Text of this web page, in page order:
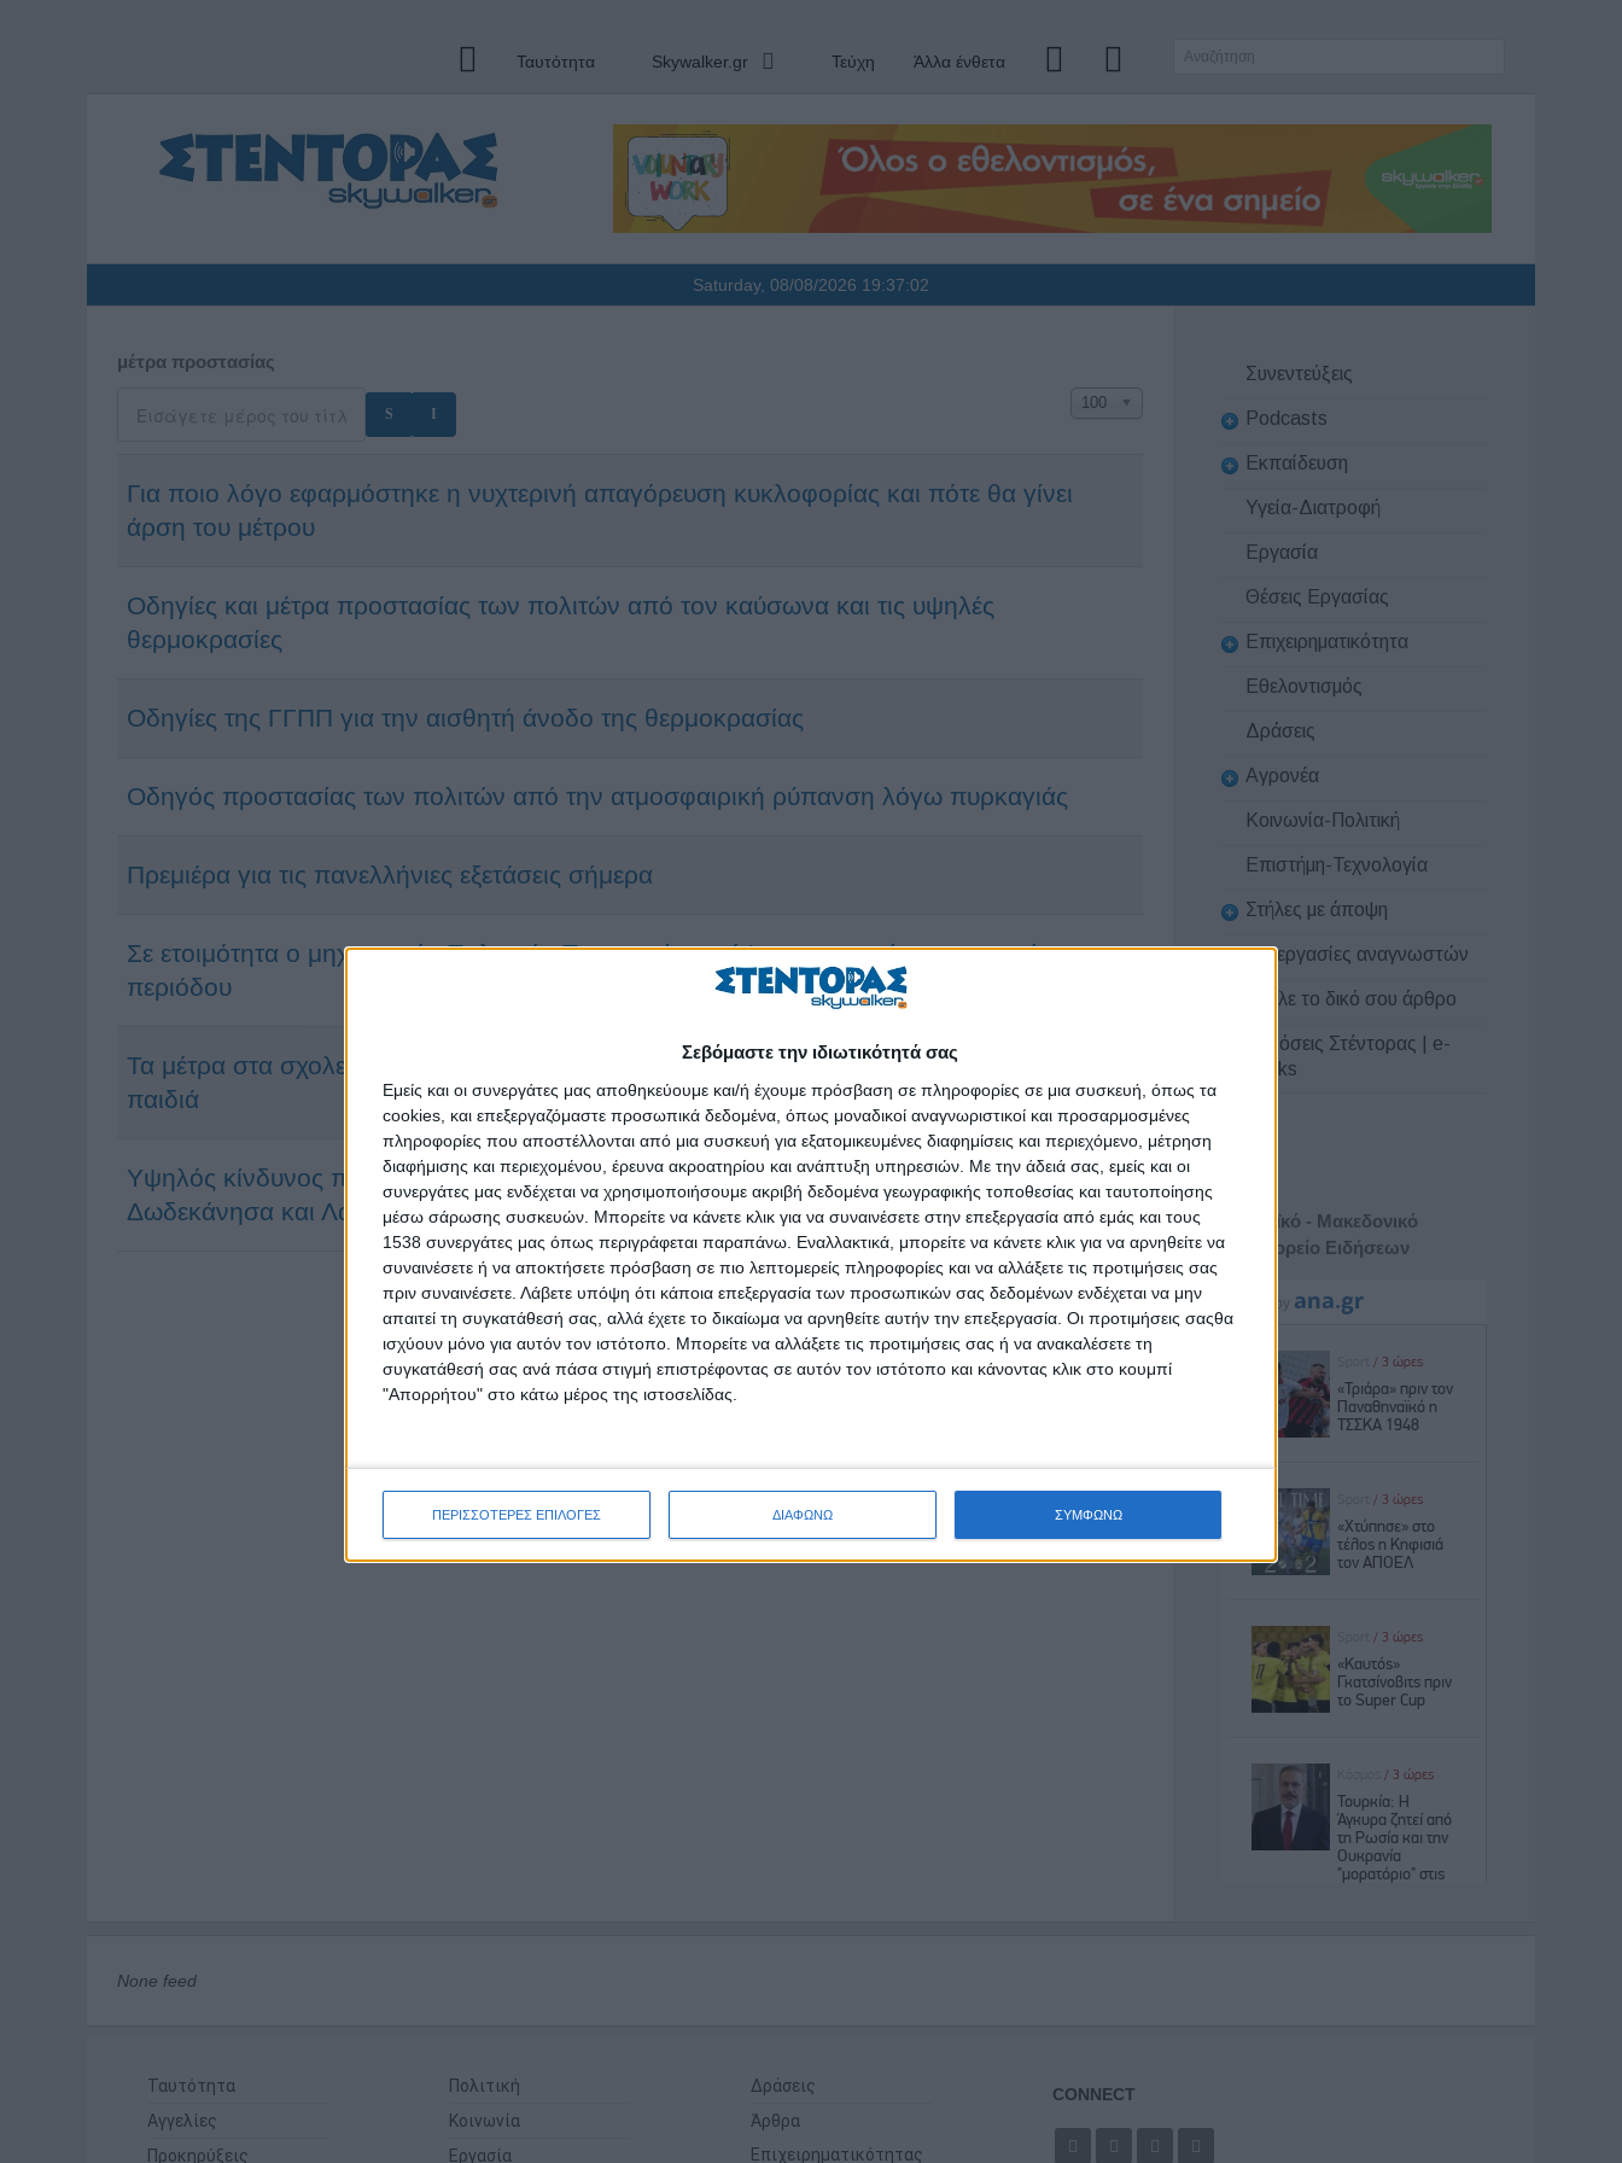
Σεβόμαστε την ιδιωτικότητά σας
Εμείς και οι συνεργάτες μας αποθηκεύουμε και/ή έχουμε πρόσβαση σε πληροφορίες σε μια συσκευή, όπως τα
cookies, και επεξεργαζόμαστε προσωπικά δεδομένα, όπως μοναδικοί αναγνωριστικοί και προσαρμοσμένες
πληροφορίες που αποστέλλονται από μια συσκευή για εξατομικευμένες διαφημίσεις και περιεχόμενο, μέτρηση
διαφήμισης και περιεχομένου, έρευνα ακροατηρίου και ανάπτυξη υπηρεσιών. Με την άδειά σας, εμείς και οι
συνεργάτες μας ενδέχεται να χρησιμοποιήσουμε ακριβή δεδομένα γεωγραφικής τοποθεσίας και ταυτοποίησης
μέσω σάρωσης συσκευών. Μπορείτε να κάνετε κλικ για να συναινέσετε στην επεξεργασία από εμάς και τους
1538 συνεργάτες μας όπως περιγράφεται παραπάνω. Εναλλακτικά, μπορείτε να κάνετε κλικ για να αρνηθείτε να
συναινέσετε ή να αποκτήσετε πρόσβαση σε πιο λεπτομερείς πληροφορίες και να αλλάξετε τις προτιμήσεις σας
πριν συναινέσετε. Λάβετε υπόψη ότι κάποια επεξεργασία των προσωπικών σας δεδομένων ενδέχεται να μην
απαιτεί τη συγκατάθεσή σας, αλλά έχετε το δικαίωμα να αρνηθείτε αυτήν την επεξεργασία. Οι προτιμήσεις σαςθα
ισχύουν μόνο για αυτόν τον ιστότοπο. Μπορείτε να αλλάξετε τις προτιμήσεις σας ή να ανακαλέσετε τη
συγκατάθεσή σας ανά πάσα στιγμή επιστρέφοντας σε αυτόν τον ιστότοπο και κάνοντας κλικ στο κουμπί
"Απορρήτου" στο κάτω μέρος της ιστοσελίδας.
ΠΕΡΙΣΣΟΤΕΡΕΣ ΕΠΙΛΟΓΕΣ ΔΙΑΦΩΝΩ ΣΥΜΦΩΝΩ
Ταυτότητα Skywalker.gr Τεύχη Άλλα ένθετα
Saturday, 08/08/2026 19:37:02
μέτρα προστασίας
100
Για ποιο λόγο εφαρμόστηκε η νυχτερινή απαγόρευση κυκλοφορίας και πότε θα γίνει
άρση του μέτρου
Οδηγίες και μέτρα προστασίας των πολιτών από τον καύσωνα και τις υψηλές
θερμοκρασίες
Οδηγίες της ΓΓΠΠ για την αισθητή άνοδο της θερμοκρασίας
Οδηγός προστασίας των πολιτών από την ατμοσφαιρική ρύπανση λόγω πυρκαγιάς
Πρεμιέρα για τις πανελλήνιες εξετάσεις σήμερα
Σε ετοιμότητα ο μηχανισμός Πολιτικής Προστασίας ενόψει της φετινής αντιπυρικής
περιόδου
Τα μέτρα στα σχολεία απέτρεψαν την έξαρση της διασποράς του SARS-COV-2 στα
παιδιά
Υψηλός κίνδυνος πυρκαγιάς προβλέπεται σήμερα σε νησιά του Ανατολικού Αιγαίου,
Δωδεκάνησα και Λασίθι
Συνεντεύξεις
Podcasts
Εκπαίδευση
Υγεία-Διατροφή
Εργασία
Θέσεις Εργασίας
Επιχειρηματικότητα
Εθελοντισμός
Δράσεις
Αγρονέα
Κοινωνία-Πολιτική
Επιστήμη-Τεχνολογία
Στήλες με άποψη
Συνεργασίες αναγνωστών
Στείλε το δικό σου άρθρο
Εκδόσεις Στέντορας | e-
books
Αθηναϊκό - Μακεδονικό
Πρακτορείο Ειδήσεων
None feed
Ταυτότητα
Αγγελίες
Προκηρύξεις
Πολιτική
Κοινωνία
Εργασία
Δράσεις
Άρθρα
Επιχειρηματικότητας
CONNECT